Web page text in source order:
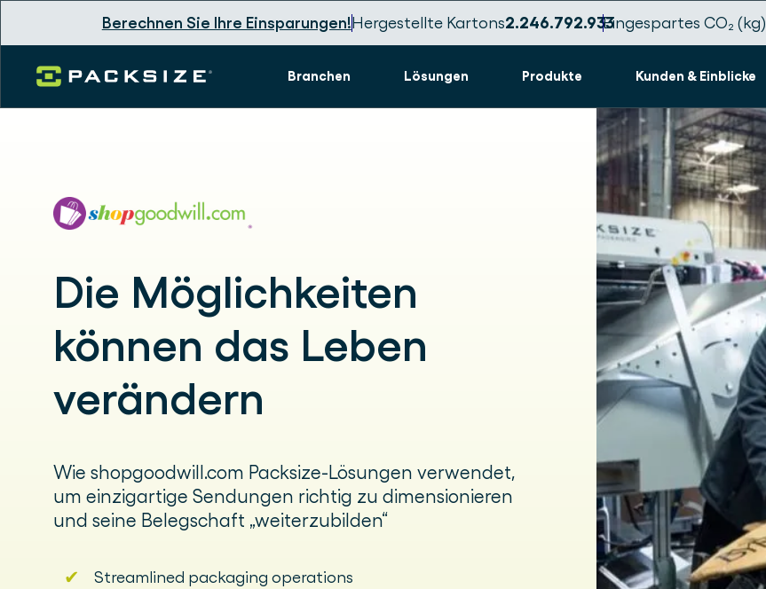
Berechnen Sie Ihre Einsparungen!Hergestellte Kartons2.246.792.941Eingespartes CO₂ (kg)
Branchen Lösungen Produkte Kunden & Einblicke
Die Möglichkeiten
können das Leben
verändern
Wie shopgoodwill.com Packsize-Lösungen verwendet,
um einzigartige Sendungen richtig zu dimensionieren
und seine Belegschaft „weiterzubilden“
✔ Streamlined packaging operations